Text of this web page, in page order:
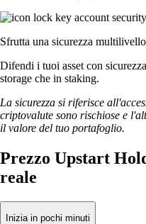
Sfrutta una sicurezza multilivello
Difendi i tuoi asset con
storage che in staking.
La sicurezza si riferisce
criptovalute sono rischiose e
il valore del tuo portafoglio.
Prezzo Upstart
reale
Inizia in pochi minuti